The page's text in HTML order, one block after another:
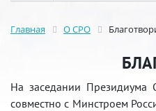
Главная О СРО
На заседании Президиума
совместно с Минстроем